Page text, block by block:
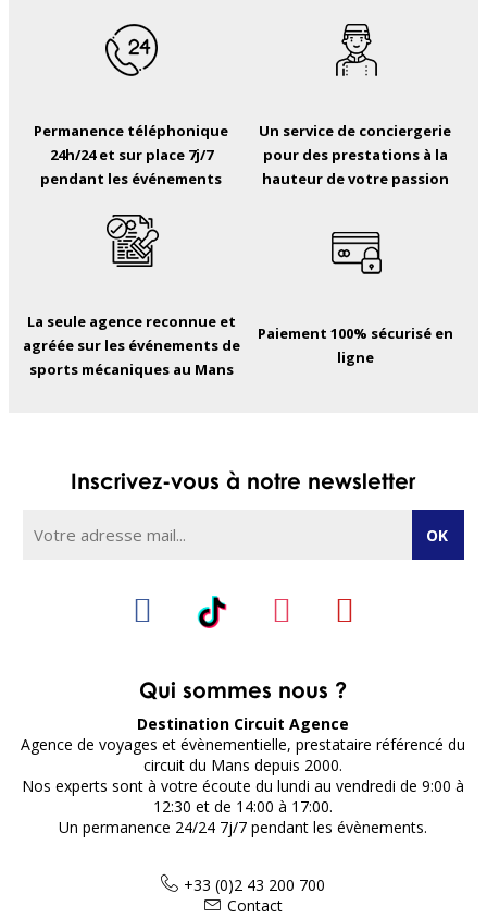
Permanence téléphonique
24h/24 et sur place 7j/7
pendant les événements
Un service de conciergerie
pour des prestations à la
hauteur de votre passion
La seule agence reconnue et
agréée sur les événements de
sports mécaniques au Mans
Paiement 100% sécurisé en
ligne
Qui sommes nous ?
Destination Circuit Agence
Agence de voyages et évènementielle, prestataire référencé du
circuit du Mans depuis 2000.
Nos experts sont à votre écoute du lundi au vendredi de 9:00 à
12:30 et de 14:00 à 17:00.
Un permanence 24/24 7j/7 pendant les évènements.
+33 (0)2 43 200 700
Contact
Inscrivez-vous à notre newsletter